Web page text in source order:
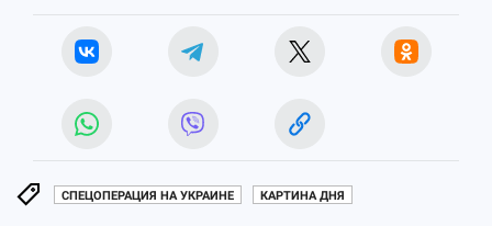
СПЕЦОПЕРАЦИЯ НА УКРАИНЕ КАРТИНА ДНЯ